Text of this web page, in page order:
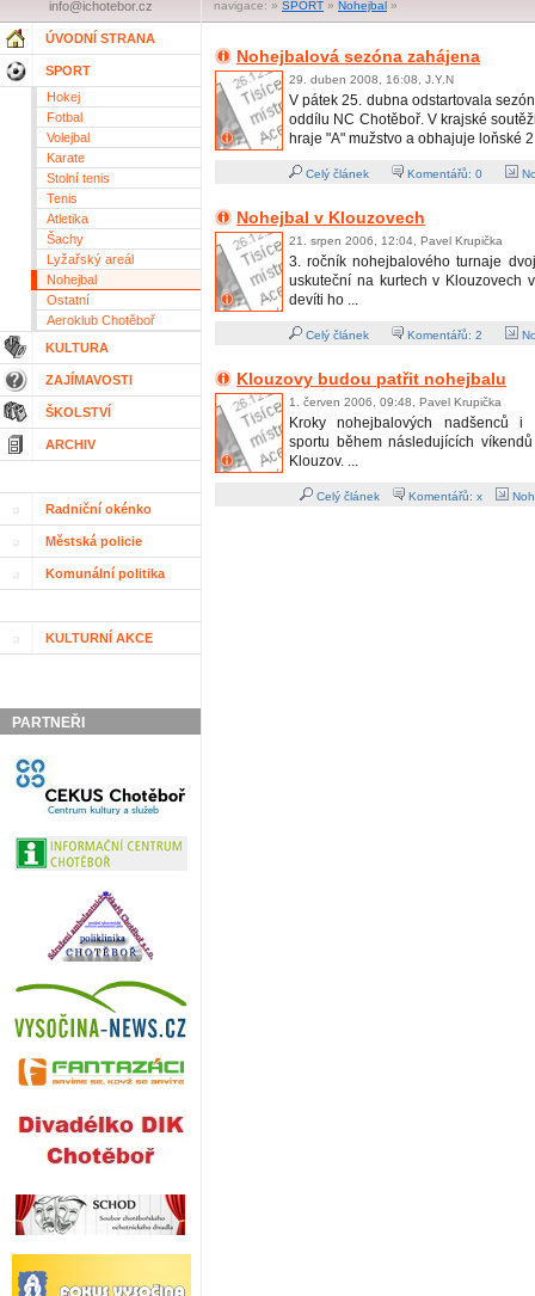
navigace: » SPORT » Nohejbal »
info@ichotebor.cz
ÚVODNÍ STRANA
SPORT
Hokej
Fotbal
Volejbal
Karate
Stolní tenis
Tenis
Atletika
Šachy
Lyžařský areál
Nohejbal
Ostatní
Aeroklub Chotěboř
KULTURA
ZAJÍMAVOSTI
ŠKOLSTVÍ
ARCHIV
Radniční okénko
Městská policie
Komunální politika
KULTURNÍ AKCE
PARTNEŘI
Nohejbalová sezóna zahájena
29. duben 2008, 16:08, J.Y.N
V pátek 25. dubna odstartovala
oddílu NC Chotěboř. V krajské
hraje "A" mužstvo a obhajuje loňské
Celý článek Komentářů: 0
Nohejbal v Klouzovech
21. srpen 2006, 12:04, Pavel Krupička
3. ročník nohejbalového turnaje
uskuteční na kurtech v Klouzovech
devíti ho ...
Celý článek Komentářů: 2
Klouzovy budou patřit nohejbalu
1. červen 2006, 09:48, Pavel Krupička
Kroky nohejbalových nadšenců i
sportu během následujících
Klouzov. ...
Celý článek Komentářů: x